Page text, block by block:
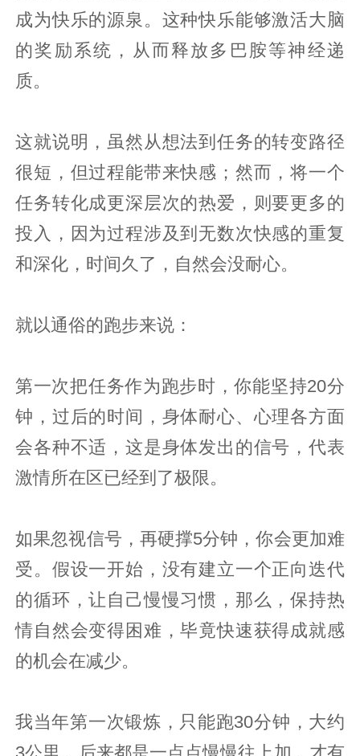
成为快乐的源泉。这种快乐能够激活大脑
的奖励系统，从而释放多巴胺等神经递
质。
这就说明，虽然从想法到任务的转变路径
很短，但过程能带来快感；然而，将一个
任务转化成更深层次的热爱，则要更多的
投入，因为过程涉及到无数次快感的重复
和深化，时间久了，自然会没耐心。
就以通俗的跑步来说：
第一次把任务作为跑步时，你能坚持20分
钟，过后的时间，身体耐心、心理各方面
会各种不适，这是身体发出的信号，代表
激情所在区已经到了极限。
如果忽视信号，再硬撑5分钟，你会更加难
受。假设一开始，没有建立一个正向迭代
的循环，让自己慢慢习惯，那么，保持热
情自然会变得困难，毕竟快速获得成就感
的机会在减少。
我当年第一次锻炼，只能跑30分钟，大约